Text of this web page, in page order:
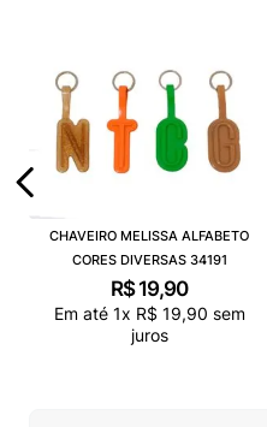
CHAVEIRO MELISSA ALFABETO
CORES DIVERSAS 34191
R$ 19,90
Em até 1x R$ 19,90 sem
juros